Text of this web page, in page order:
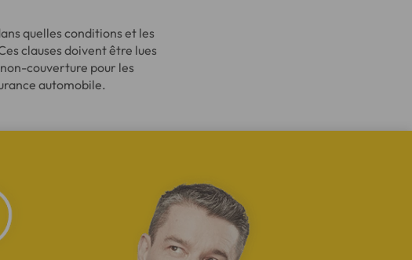
quelles conditions et les
clauses doivent être lues
couverture pour les
automobile.